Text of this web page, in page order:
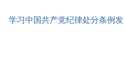
学习中国共产党纪律处分条例发